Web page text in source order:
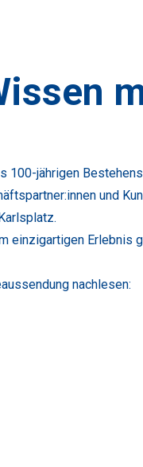
100-jährigen
und
einzigartigen Erlebnis
nachlesen: